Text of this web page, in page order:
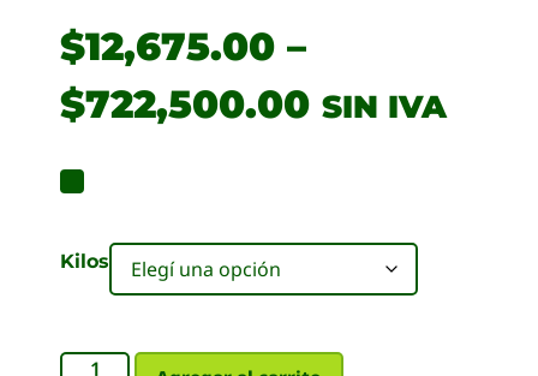
$12,675.00 –
$722,500.00 SIN IVA
Kilos